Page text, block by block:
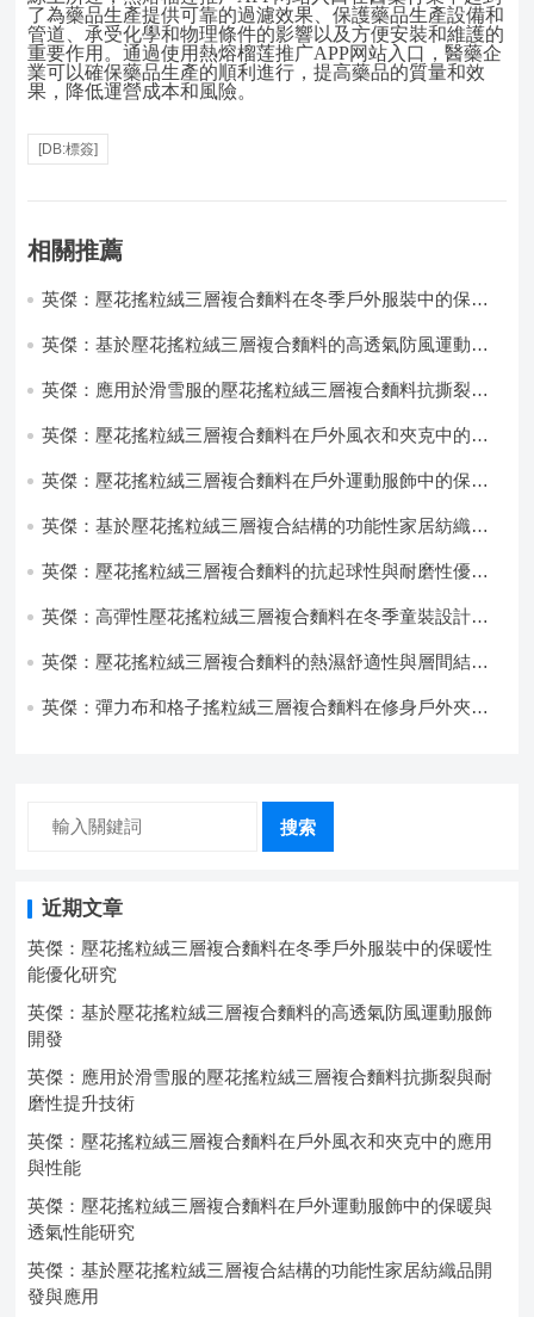
了為藥品生產提供可靠的過濾效果、保護藥品生產設備和
管道、承受化學和物理條件的影響以及方便安裝和維護的
重要作用。通過使用熱熔榴莲推广APP网站入口，醫藥企
業可以確保藥品生產的順利進行，提高藥品的質量和效
果，降低運營成本和風險。
[DB:標簽]
相關推薦
英傑：壓花搖粒絨三層複合麵料在冬季戶外服裝中的保暖
英傑：基於壓花搖粒絨三層複合麵料的高透氣防風運動服
英傑：應用於滑雪服的壓花搖粒絨三層複合麵料抗撕裂與
英傑：壓花搖粒絨三層複合麵料在戶外風衣和夾克中的應
英傑：壓花搖粒絨三層複合麵料在戶外運動服飾中的保暖
英傑：基於壓花搖粒絨三層複合結構的功能性家居紡織品
英傑：壓花搖粒絨三層複合麵料的抗起球性與耐磨性優化
英傑：高彈性壓花搖粒絨三層複合麵料在冬季童裝設計中
英傑：壓花搖粒絨三層複合麵料的熱濕舒適性與層間結合
英傑：彈力布和格子搖粒絨三層複合麵料在修身戶外夾克
搜索
近期文章
英傑：壓花搖粒絨三層複合麵料在冬季戶外服裝中的保暖性
能優化研究
英傑：基於壓花搖粒絨三層複合麵料的高透氣防風運動服飾
開發
英傑：應用於滑雪服的壓花搖粒絨三層複合麵料抗撕裂與耐
磨性提升技術
英傑：壓花搖粒絨三層複合麵料在戶外風衣和夾克中的應用
與性能
英傑：壓花搖粒絨三層複合麵料在戶外運動服飾中的保暖與
透氣性能研究
英傑：基於壓花搖粒絨三層複合結構的功能性家居紡織品開
發與應用